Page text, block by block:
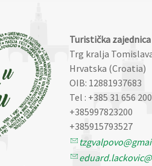
Turistička zajednica
Trg kralja
Hrvatska (Croatia)
OIB: 12881937683
Tel : +385 31 656 200
+385997823200
+385915793527